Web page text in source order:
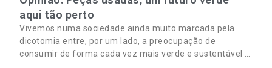
aqui tão perto
Vivemos numa sociedade ainda muito marcada pela
dicotomia entre, por um lado, a preocupação de
consumir de forma cada vez mais verde e sustentável e,